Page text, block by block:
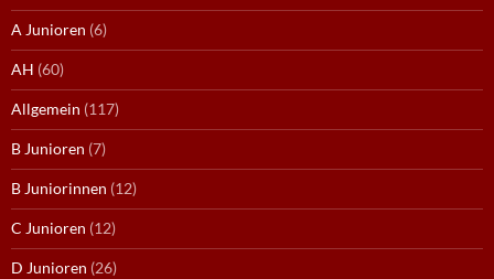
A Junioren (6)
AH (60)
Allgemein (117)
B Junioren (7)
B Juniorinnen (12)
C Junioren (12)
D Junioren (26)